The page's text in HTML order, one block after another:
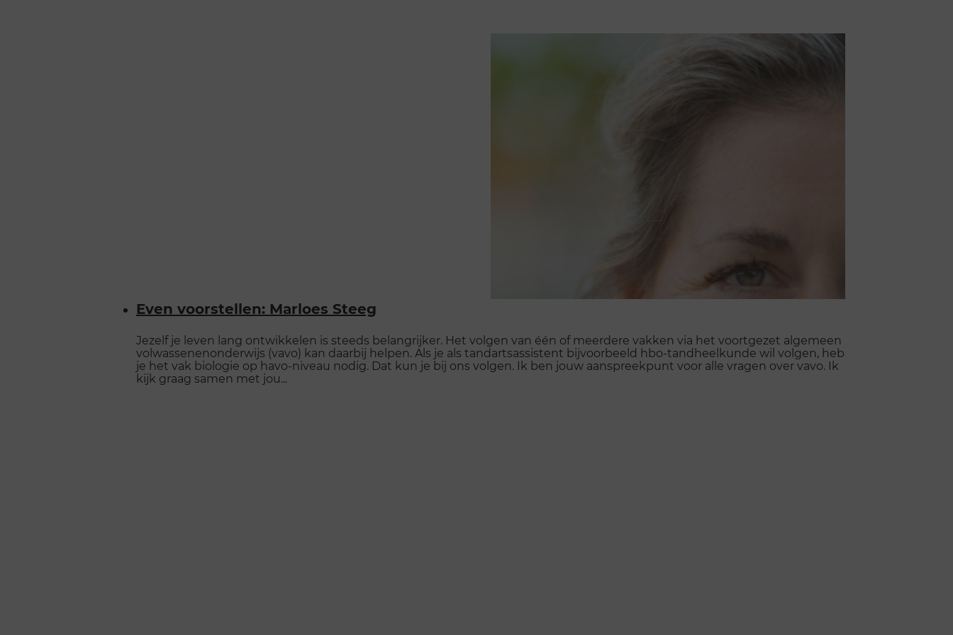
Even voorstellen: Marloes Steeg
Jezelf je leven lang ontwikkelen is steeds belangrijker. Het volgen van één of meerdere vakken via het voortgezet algemeen
volwassenenonderwijs (vavo) kan daarbij helpen. Als je als tandartsassistent bijvoorbeeld hbo-tandheelkunde wil volgen, heb
je het vak biologie op havo-niveau nodig. Dat kun je bij ons volgen. Ik ben jouw aanspreekpunt voor alle vragen over vavo. Ik
kijk graag samen met jou...